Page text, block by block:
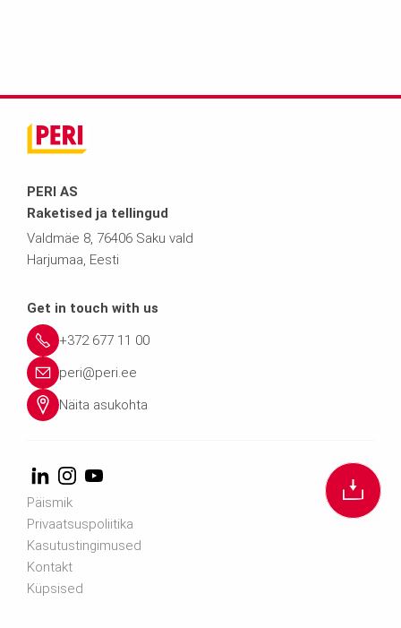
PERI AS
Raketised ja tellingud
Valdmäe 8, 76406 Saku vald
Harjumaa, Eesti
Get in touch with us
+372 677 11 00
peri@peri.ee
Näita asukohta
Päismik
Privaatsuspoliitika
Kasutustingimused
Kontakt
Küpsised